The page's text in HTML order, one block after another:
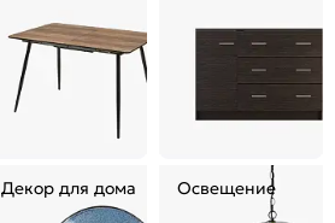
Декор для дома Освещение